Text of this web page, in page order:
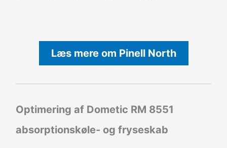
Læs mere om Pinell North
Optimering af Dometic RM 8551
absorptionskøle- og fryseskab